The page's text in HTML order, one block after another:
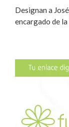
Designan a
encargado de la